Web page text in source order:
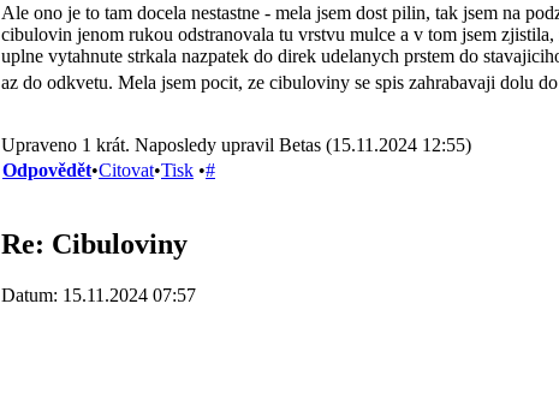
Ale ono je to tam docela nestastne - mela jsem dost pilin, tak jsem na
cibulovin jenom rukou odstranovala tu vrstvu mulce a v tom jsem
uplne vytahnute strkala nazpatek do direk udelanych prstem do
az do odkvetu. Mela jsem pocit, ze cibuloviny se spis zahrabavaji dolu
Upraveno 1 krát. Naposledy upravil Betas (15.11.2024 12:55)
Odpovědět•Citovat•Tisk •#
Re: Cibuloviny
Datum: 15.11.2024 07:57